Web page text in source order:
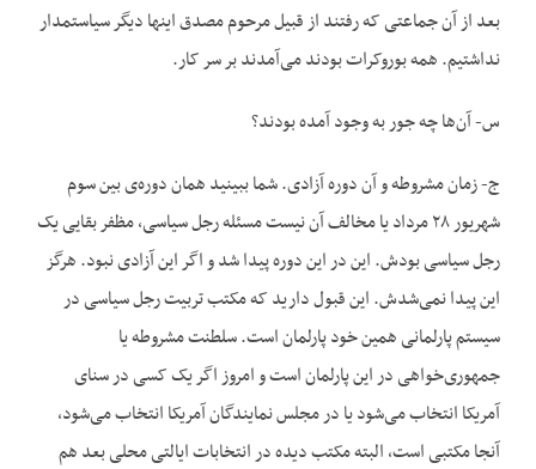
بعد از آن جماعتی که رفتند از قبیل مرحوم مصدق اینها دیگر سیاستمدار
نداشتیم. همه بوروکرات بودند می‌آمدند بر سر کار.
س- آن‌ها چه جور به وجود آمده بودند؟
ج- زمان مشروطه و آن دوره آزادی. شما ببینید همان دوره‌ی بین سوم
شهریور ۲۸ مرداد یا مخالف آن نیست مسئله رجل سیاسی، مظفر بقایی یک
رجل سیاسی بودش. این در این دوره پیدا شد و اگر این آزادی نبود. هرگز
این پیدا نمی‌شدش. این قبول دارید که مکتب تربیت رجل سیاسی در
سیستم پارلمانی همین خود پارلمان است. سلطنت مشروطه یا
جمهوری‌خواهی در این پارلمان است و امروز اگر یک کسی در سنای
آمریکا انتخاب می‌شود یا در مجلس نمایندگان آمریکا انتخاب می‌شود،
آنجا مکتبی است، البته مکتب دیده در انتخابات ایالتی محلی بعد هم